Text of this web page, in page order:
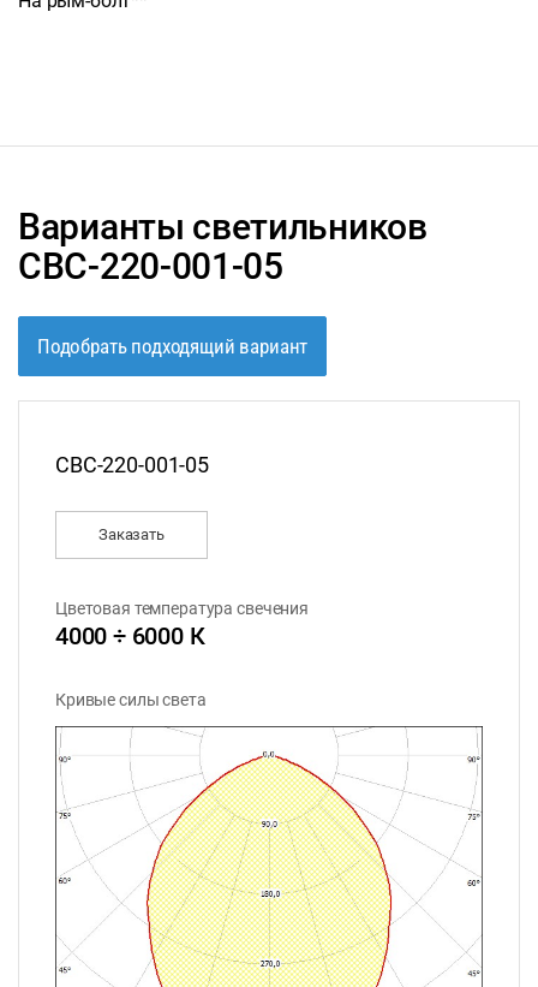
Варианты светильников
СВС-220-001-05
Подобрать подходящий вариант
СВС-220-001-05
Заказать
Цветовая температура свечения
4000 ÷ 6000 К
Кривые силы света